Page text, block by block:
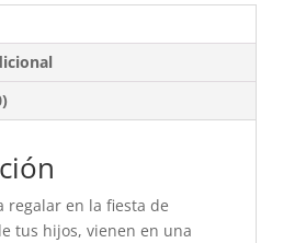
regalar en la fiesta de
tus hijos, vienen en una